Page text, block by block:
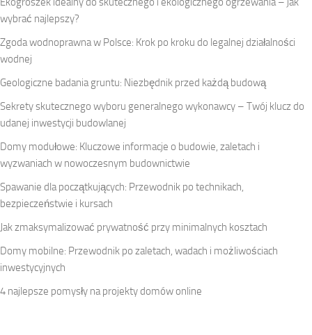
wybrać najlepszy?
Zgoda wodnoprawna w Polsce: Krok po kroku do legalnej działalności
wodnej
Geologiczne badania gruntu: Niezbędnik przed każdą budową
Sekrety skutecznego wyboru generalnego wykonawcy – Twój klucz do
udanej inwestycji budowlanej
Domy modułowe: Kluczowe informacje o budowie, zaletach i
wyzwaniach w nowoczesnym budownictwie
Spawanie dla początkujących: Przewodnik po technikach,
bezpieczeństwie i kursach
Jak zmaksymalizować prywatność przy minimalnych kosztach
Domy mobilne: Przewodnik po zaletach, wadach i możliwościach
inwestycyjnych
4 najlepsze pomysły na projekty domów online